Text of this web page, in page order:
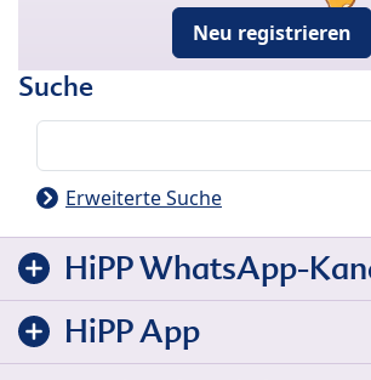
Neu registrieren
Suche
Erweiterte Suche
HiPP WhatsApp-
HiPP App